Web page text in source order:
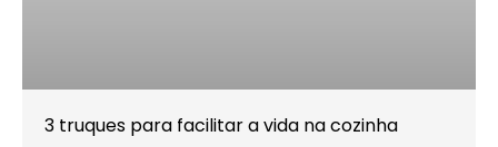
3 truques para facilitar a vida na cozinha